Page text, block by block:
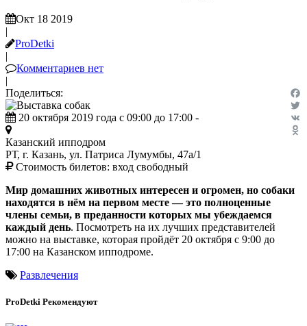
Окт 18 2019
|
ProDetki
|
Комментариев нет
|
Поделиться:
VK
20 октября 2019 года с 09:00 до 17:00 -
Казанский ипподром
РТ, г. Казань, ул. Патриса Лумумбы, 47а/1
Стоимость билетов: вход свободный
Мир домашних животных интересен и огромен, но собаки
находятся в нём на первом месте — это полноценные
члены семьи, в преданности которых мы убеждаемся
каждый день. Посмотреть на их лучших представителей
можно на выставке, которая пройдёт 20 октября с 9:00 до
17:00 на Казанском ипподроме.
Развлечения
ProDetki Рекомендуют